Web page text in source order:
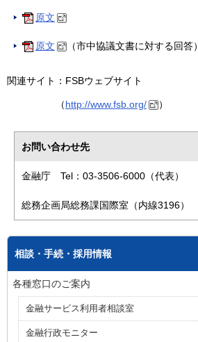
原文
原文 （市中協議文書に対する回答）
関連サイト：FSBウェブサイト
（http://www.fsb.org/ ）
お問い合わせ先
金融庁 Tel：03-3506-6000（代表）
総務企画局総務課国際室（内線3196）
相談・手続・採用情報
各種窓口のご案内
金融サービス利用者相談室
金融行政モニター